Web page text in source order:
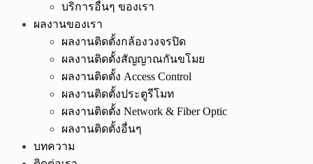
บริการอื่นๆ ของเรา
ผลงานของเรา
ผลงานติดตั้งกล้องวงจรปิด
ผลงานติดตั้งสัญญาณกันขโมย
ผลงานติดตั้ง Access Control
ผลงานติดตั้งประตูรีโมท
ผลงานติดตั้ง Network & Fiber Optic
ผลงานติดตั้งอื่นๆ
บทความ